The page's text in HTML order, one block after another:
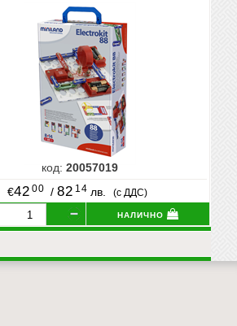
код:20057019
€42 00 /82 14 лв. (с ДДС)
налично